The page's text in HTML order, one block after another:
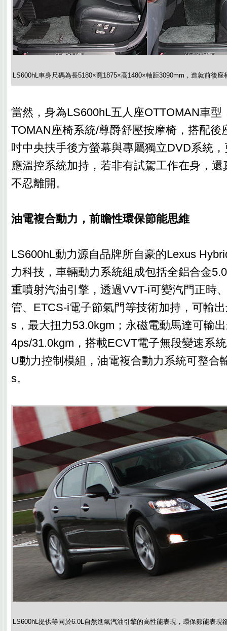
LS600hL車身尺碼為長5180×寬1875×高1480×軸距3090mm，造就前後
當然，身為LS600hL五人座OTTOMAN車型
TOMAN座椅系統/尊爵舒壓按摩椅，搭配後
吋中央扶手後方螢幕與專屬獨立DVD系統
應溫控系統加持，若非有試駕工作在身，
不忍離開。
油電複合動力，前瞻性環保節能思維
LS600hL動力源自品牌所自豪的Lexus
力科技，車輛動力系統組成包括全鋁合金
重噴射汽油引擎，透過VVT-i可變汽門正時
管、ETCS-i電子節氣門等技術加持，可輸
s，最大扭力53.0kgm；永磁電動馬達可輸
4ps/31.0kgm，搭載ECVT電子無段變速系
U動力控制模組，油電複合動力系統可整合
s。
LS600hL提供等同於6.0L自然進氣汽油引擎的高性能表現，環保節能表現